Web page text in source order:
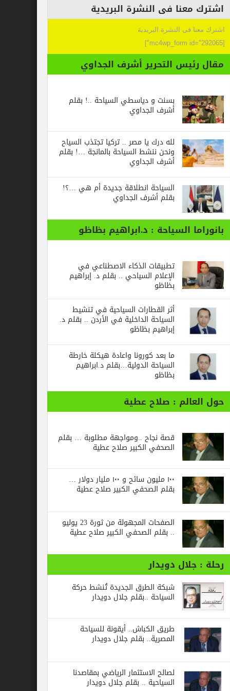
معنا فى النشرة البريدية
فى النشرة البريدية
التحرير أشرف الجداوي
بسنت و دياسطي السياحة ..! بقلم
أشرف الجداوي
لله درك يا مصر .. تركيا تجتذب السياح
ونحن ننشط السياحة بالمانجة …! بقلم
أشرف الجداوي
السياحة انطلاقة جديدة أم هي …؟!
بقلم أشرف الجداوي
السياحة : د.ابراهيم بظاظو
تطبيقات الذكاء الاصطناعي في
الإعلام السياحي .. بقلم د. إبراهيم
بظاظو
أثر القطارات السياحية في تنشيط
السياحة الداخلية في الأردن .. بقلم د.
إبراهيم بظاظو
ما بعد كورونا واعادة هيكلة خارطة
السياحة الدولية…بقلم د.ابراهيم
بظاظو
: صلاح عطية
قصة نجاح ..ومواجهة مطلوبة … بقلم
الصحفي الكبير صلاح عطية
١٠٠ مليون سائح و ١٠٠ مليار دولار …
بقلم الصحفي الكبير صلاح عطية
الصفحات المجهولة من ثورة 23 يوليو
.. بقلم الصحفي الكبير صلاح عطية
دويدار
شبكة الطرق الجديدة تُنشط حركة
السياحة ..بقلم جلال دويدار
طريق الكباش.. أيقونة للسياحة
المصرية.. بقلم جلال دويدار
لصالح الاستثمار الرياضي بمقاصدنا
السياحية .. بقلم جلال دويدار